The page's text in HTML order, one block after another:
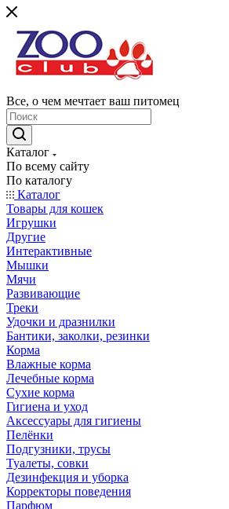
Все, о чем мечтает ваш питомец
Каталог
По всему сайту
По каталогу
Каталог
Товары для кошек
Игрушки
Другие
Интерактивные
Мышки
Мячи
Развивающие
Треки
Удочки и дразнилки
Бантики, заколки, резинки
Корма
Влажные корма
Лечебные корма
Сухие корма
Гигиена и уход
Аксессуары для гигиены
Пелёнки
Подгузники, трусы
Туалеты, совки
Дезинфекция и уборка
Корректоры поведения
Парфюм